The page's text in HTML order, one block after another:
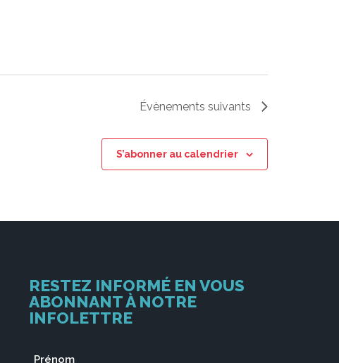
Évènements suivants
S’abonner au calendrier
RESTEZ INFORMÉ EN VOUS
ABONNANT À NOTRE
INFOLETTRE